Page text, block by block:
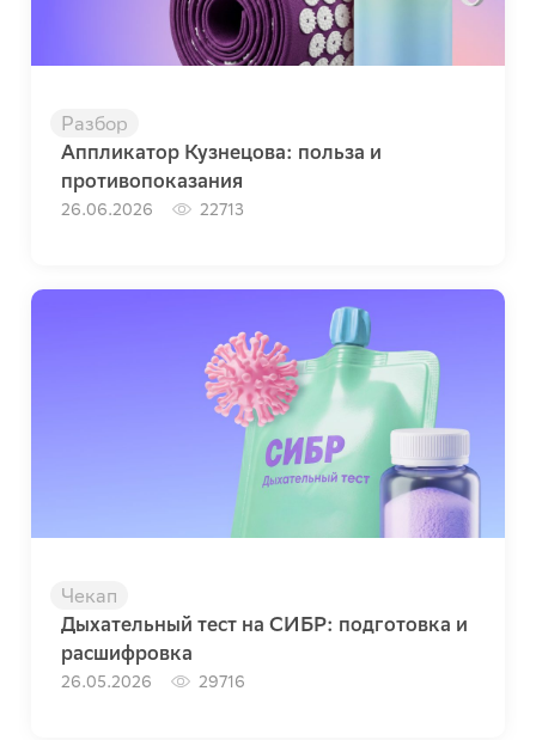
Разбор
Аппликатор Кузнецова: польза и
противопоказания
26.06.2026 22713
Чекап
Дыхательный тест на СИБР: подготовка и
расшифровка
26.05.2026 29716